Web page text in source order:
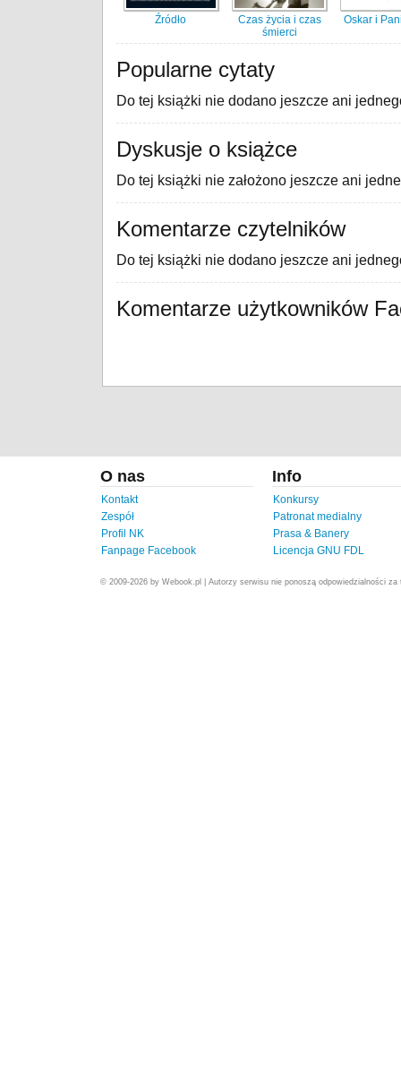
Źródło
Czas życia i czas
śmierci
Oskar i
Popularne cytaty
Do tej książki nie dodano jeszcze ani
Dyskusje o książce
Do tej książki nie założono jeszcze ani
Komentarze czytelników
Do tej książki nie dodano jeszcze ani
Komentarze użytkowników
O nas
Kontakt
Zespół
Profil NK
Fanpage Facebook
Info
Konkursy
Patronat medialny
Prasa & Banery
Licencja GNU FDL
© 2009-2026 by Webook.pl | Autorzy serwisu nie ponoszą odpowiedzialności